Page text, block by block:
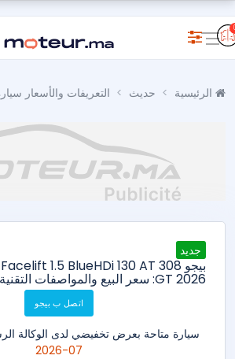
حديث التعريفات والأسعار
جديد
بيجو 308 Facelift 1.5 BlueHDi 130 AT
GT 2026: سعر البيع والمواصفات التقنية
اتصل ب بيجو
سيارة متاحة بعرض تخفيضي لدى الوكالة
07-2026